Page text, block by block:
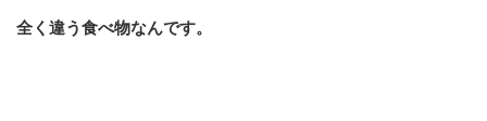
全く違う食べ物なんです。